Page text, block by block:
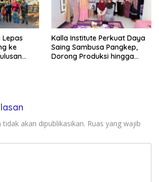
Lepas
ke
Kalla Institute Perkuat Daya
Saing Sambusa Pangkep,
Dorong Produksi hingga
akan dipublikasikan. Ruas yang wajib